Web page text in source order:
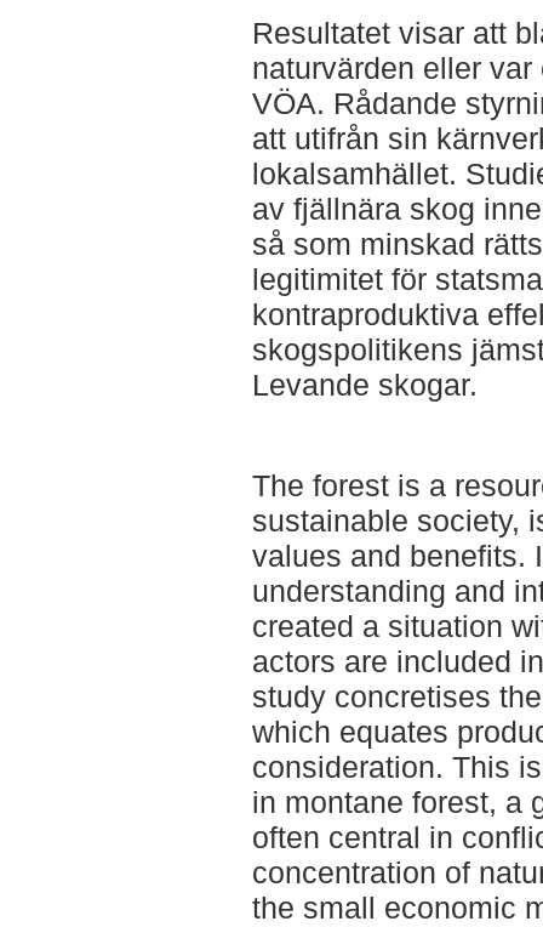
Resultatet visar att
naturvärden eller
VÖA. Rådande
att utifrån sin
lokalsamhället.
av fjällnära skog
så som minskad
legitimitet för
kontraproduktiva
skogspolitikens
Levande skogar.
The forest is a
sustainable society,
values and benefits.
understanding and
created a situation
actors are included
study concretises
which equates
consideration. This
in montane forest, a
often central in
concentration of
the small economic